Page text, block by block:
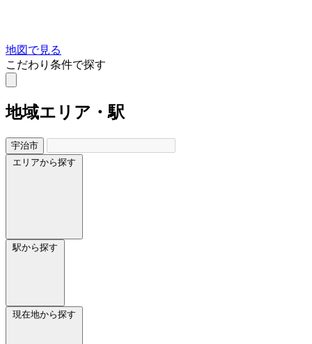
地図で見る
こだわり条件で探す
地域エリア・駅
宇治市
エリアから探す
駅から探す
現在地から探す